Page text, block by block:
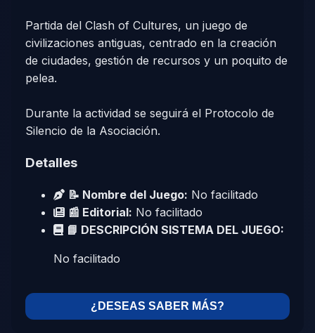
Partida del Clash of Cultures, un juego de
civilizaciones antiguas, centrado en la creación
de ciudades, gestión de recursos y un poquito de
pelea.
Durante la actividad se seguirá el Protocolo de
Silencio de la Asociación.
Detalles
📝 Nombre del Juego: No facilitado
📰 Editorial: No facilitado
📘 DESCRIPCIÓN SISTEMA DEL JUEGO:
No facilitado
¿DESEAS SABER MÁS?